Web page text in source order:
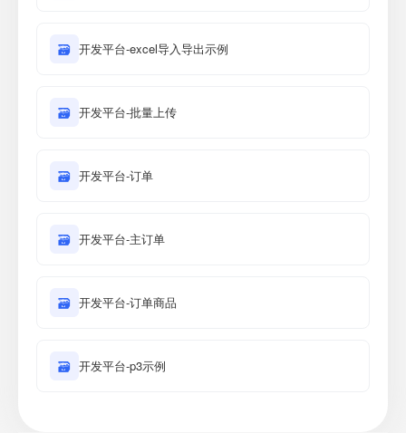
🗃 开发平台-excel导入导出示例
🗃 开发平台-批量上传
🗃 开发平台-订单
🗃 开发平台-主订单
🗃 开发平台-订单商品
🗃 开发平台-p3示例